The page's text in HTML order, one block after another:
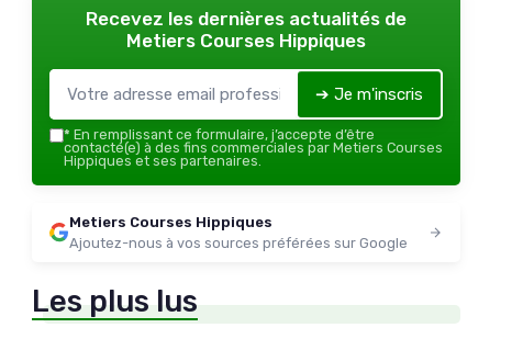
Recevez les dernières actualités de
Metiers Courses Hippiques
➔ Je m'inscris
* En remplissant ce formulaire, j’accepte d’être
contacté(e) à des fins commerciales par Metiers Courses
Hippiques et ses partenaires.
Metiers Courses Hippiques
Ajoutez-nous à vos sources préférées sur Google
Les plus lus